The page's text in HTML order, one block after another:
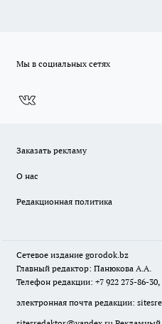
Мы в социальных сетях
Заказать рекламу
О нас
Редакционная политика
Сетевое издание gorodok.bz
Главный редактор: Панюкова А.А.
Телефон редакции: +7 922 275-86-30,
электронная почта редакции: